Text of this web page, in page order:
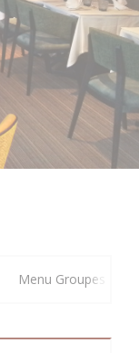
Menu Groupes